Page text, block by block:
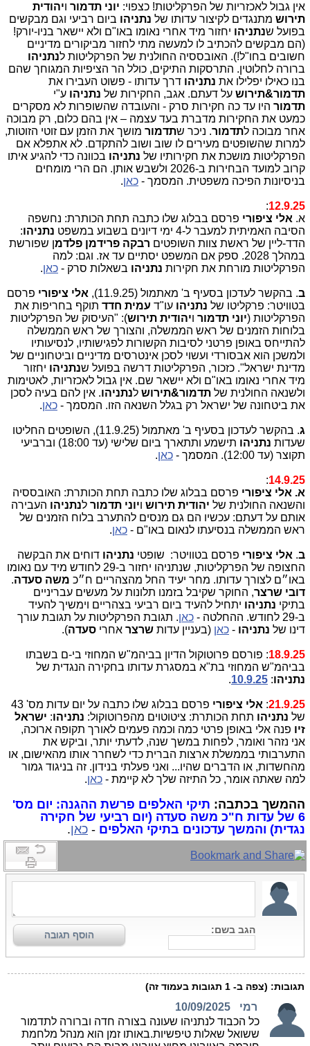
אין גבול לאכזריות של הפרקליטות! כצפוי: יוני תדמור ויהודית
תירוש מתנגדים לקיצור עדותו של נתניהו ביום רביעי וגם מבקשים
בפועל שנתניהו יחזור מיד אחרי נאומו באו"ם ולא יישאר בניו-יורק!
(הם מבקשים להכתיב לו למעשה מתי לחזור מביקורים מדיניים
חשובים בחו"ל!). האובססיה החולנית של הפרקליטות לנתניהו
ברורה לחלוטין. התרסקות התיקים, כולל הר הציפיות המגוחך שהם
בנו כאילו יפלילו את נתניהו דרך עדותו - פשוט העבירו את
תדמור&תירוש על דעתם. אגב, החקירות של נתניהו ע"י
תדמור היו עד כה חקירות סרק - והעובדה שהשופרות לא מסקרים
כמעט את החקירות מדברת בעד עצמה – אין בהם כלום, רק מבוכה
אחר מבוכה לתדמור. ניכר שתדמור מושך את הזמן עם זוטי הזוטות,
למרות שהשופטים מעירים לו שוב ושוב להתקדם. לא אתפלא אם
הפרקליטות מושכת את חקירותיו של נתניהו בכוונה כדי להגיע איתו
קרוב למועד הבחירות ב-2026 ולשבש אותן. הם הרי מומחים
בניסיונות הפיכה משפטית. המסמך - כאן.
12.9.25
:
א. אלי ציפורי פרסם בבלוג שלו כתבה תחת הכותרת: נחשפה
הסיבה האמיתית למעבר ל-4 ימי דיונים בשבוע במשפט
נתניהו:
הדד-ליין של ראשת צוות השופטים רבקה פרידמן פלדמן שפורשת
במהלך 2028. ספק אם המשפט יסתיים עד אז. וגם: למה
הפרקליטות מורחת את חקירות נתניהו בשאלות סרק - כאן.
ב. בהקשר לעדכון בסעיף ב' מאתמול (11.9.25), אלי ציפורי פרסם
בטוויטר: פרקליטו של נתניהו עו"ד עמית חדד תוקף בחריפות את
הפרקליטות (יוני תדמור ויהודית תירוש): "העיסוק של הפרקליטות
בלוחות הזמנים של ראש הממשלה, והצורך של ראש הממשלה
להתייחס באופן פרטני לסיבות הקשורות לפגישותיו, לנסיעותיו
ולמשכן הוא אבסורדי ועשוי לסכן אינטרסים מדיניים וביטחוניים של
מדינת ישראל". כזכור, הפרקליטות דרשה בפועל שנתניהו יחזור
מיד אחרי נאומו באו"ם ולא יישאר שם. אין גבול לאכזריות, לאטימות
ולשנאה החולנית של תדמור&תירוש לנתניהו. אין להם בעיה לסכן
את ביטחונה של ישראל רק בגלל השנאה הזו. המסמך - כאן.
ג
. בהקשר לעדכון בסעיף ב' מאתמול (11.9.25), השופטים החליטו
שעדות נתניהו
תישמע ותתארך ביום שלישי (עד 18:00) וברביעי
תקוצר (עד 12:00). המסמך -
כאן.
14.9.25
:
א. אלי ציפורי פרסם בבלוג שלו כתבה תחת הכותרת: האובססיה
והשנאה החולנית של יהודית תירוש ויוני תדמור לנתניהו העבירה
אותם על דעתם: עכשיו הם גם מנסים להתערב בלוח הזמנים של
ראש הממשלה בנסיעתו לנאום באו"ם - כאן.
ב. אלי ציפורי פרסם בטוויטר: שופטי נתניהו דוחים את הבקשה
החצופה של הפרקליטות, שנתניהו יחזור ב-29 לחודש מיד עם נאומו
באו״ם לצורך עדותו. מחר יעיד החל מהצהריים ח״כ משה סעדה.
דובי שרצר, החוקר שקיבל בזמנו תלונות על מעשים עבריניים
בתיקי נתניהו יתחיל להעיד ביום רביעי בצהריים וימשיך להעיד
ב-29 לחודש. ההחלטה -
כאן. תגובת הפרקליטות על תגובת עורך
דינו של נתניהו - כאן (בעניין עדות שרצר אחרי סעדה).
18.9.25: פורסם פרוטוקול הדיון בביהמ"ש המחוזי בי-ם בשבתו
בביהמ"ש המחוזי בת"א במסגרת עדותו בחקירה הנגדית של
נתניהו:
10.9.25
.
21.9.25
: אלי ציפורי
פרסם בבלוג שלו כתבה על יום עדות מס' 43
של נתניהו תחת הכותרת: ציטוטוים מהפרוטוקול: נתניהו: ישראל
זיו פנה אלי באופן פרטי כמה וכמה פעמים לאורך תקופה ארוכה,
אני נזהר ואומר, לפחות במשך שנה, לדעתי יותר, וביקש את
התערבותי בממשלת ארצות הברית כדי לשחרר אותו מהאישום, או
מהחשדות, או הדברים שהיו... ואני פעלתי בנידון. זה בניגוד גמור
למה שאתה אומר, כל התיזה שלך לא קיימת - כאן.
ההמשך בכתבה: תיקי האלפים פרשת ההגנה: יום מס'
6 של עדות ח"כ משה סעדה (יום רביעי של חקירה
נגדית) והמשך עדכונים בתיקי האלפים - כאן.